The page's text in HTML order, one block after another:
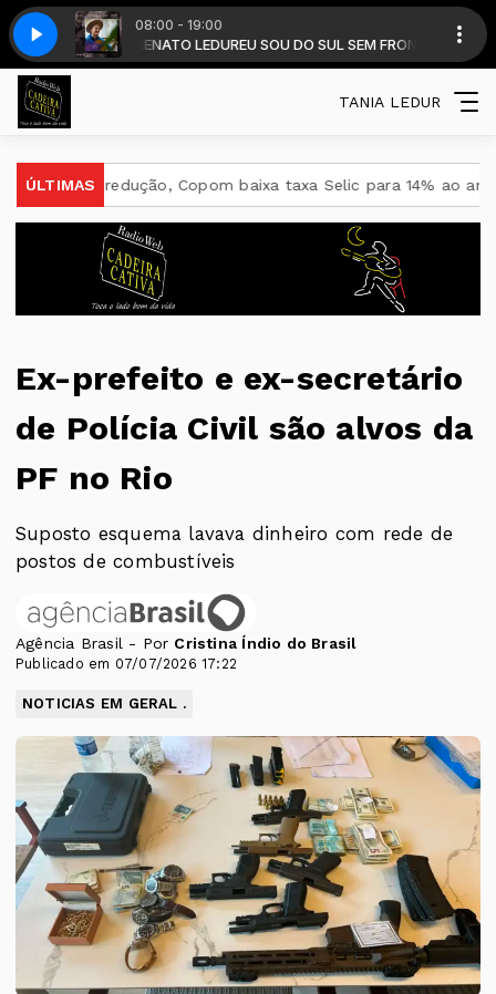
08:00 - 19:00
DALMIR RENATO LEDUREU SOU DO SUL SEM FRONTEIRAS - DALMIR
do Pai da China Gustavo Iser - A Comblain do Pai da China
TANIA LEDUR
ÚLTIMAS
redução, Copom baixa taxa Selic para 14% ao ano Ideb
Ex-prefeito e ex-secretário
de Polícia Civil são alvos da
PF no Rio
Suposto esquema lavava dinheiro com rede de
postos de combustíveis
Agência Brasil - Por Cristina Índio do Brasil
Publicado em 07/07/2026 17:22
NOTICIAS EM GERAL .